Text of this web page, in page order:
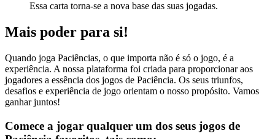
Essa carta torna-se a nova base das suas jogadas.
Mais poder para si!
Quando joga Paciências, o que importa não é só o jogo, é a
experiência. A nossa plataforma foi criada para proporcionar aos
jogadores a essência dos jogos de Paciência. Os seus triunfos,
desafios e experiência de jogo orientam o nosso propósito. Vamos
ganhar juntos!
Comece a jogar qualquer um dos seus jogos de